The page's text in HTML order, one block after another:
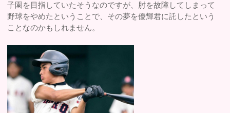
子園を目指していたそうなのですが、肘を故障してしまって
野球をやめたということで、その夢を優輝君に託したという
ことなのかもしれません。